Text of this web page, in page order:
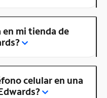
en mi tienda de
celular en una